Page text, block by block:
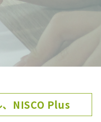
、NISCO Plus